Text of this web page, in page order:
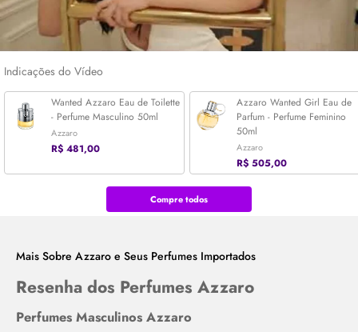
Indicações do Vídeo
Wanted Azzaro Eau de Toilette
- Perfume Masculino 50ml
Azzaro
R$ 481,00
Azzaro Wanted Girl Eau de
Parfum - Perfume Feminino
50ml
Azzaro
R$ 505,00
Compre todos
Mais Sobre Azzaro e Seus Perfumes Importados
Resenha dos Perfumes Azzaro
Perfumes Masculinos Azzaro